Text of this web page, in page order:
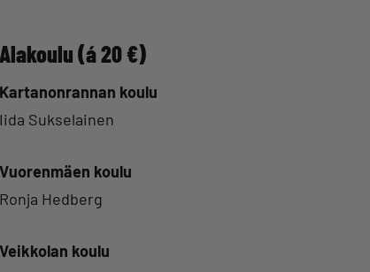
Alakoulu (á 20 €)
Kartanonrannan koulu
Iida Sukselainen
Vuorenmäen koulu
Ronja Hedberg
Veikkolan koulu